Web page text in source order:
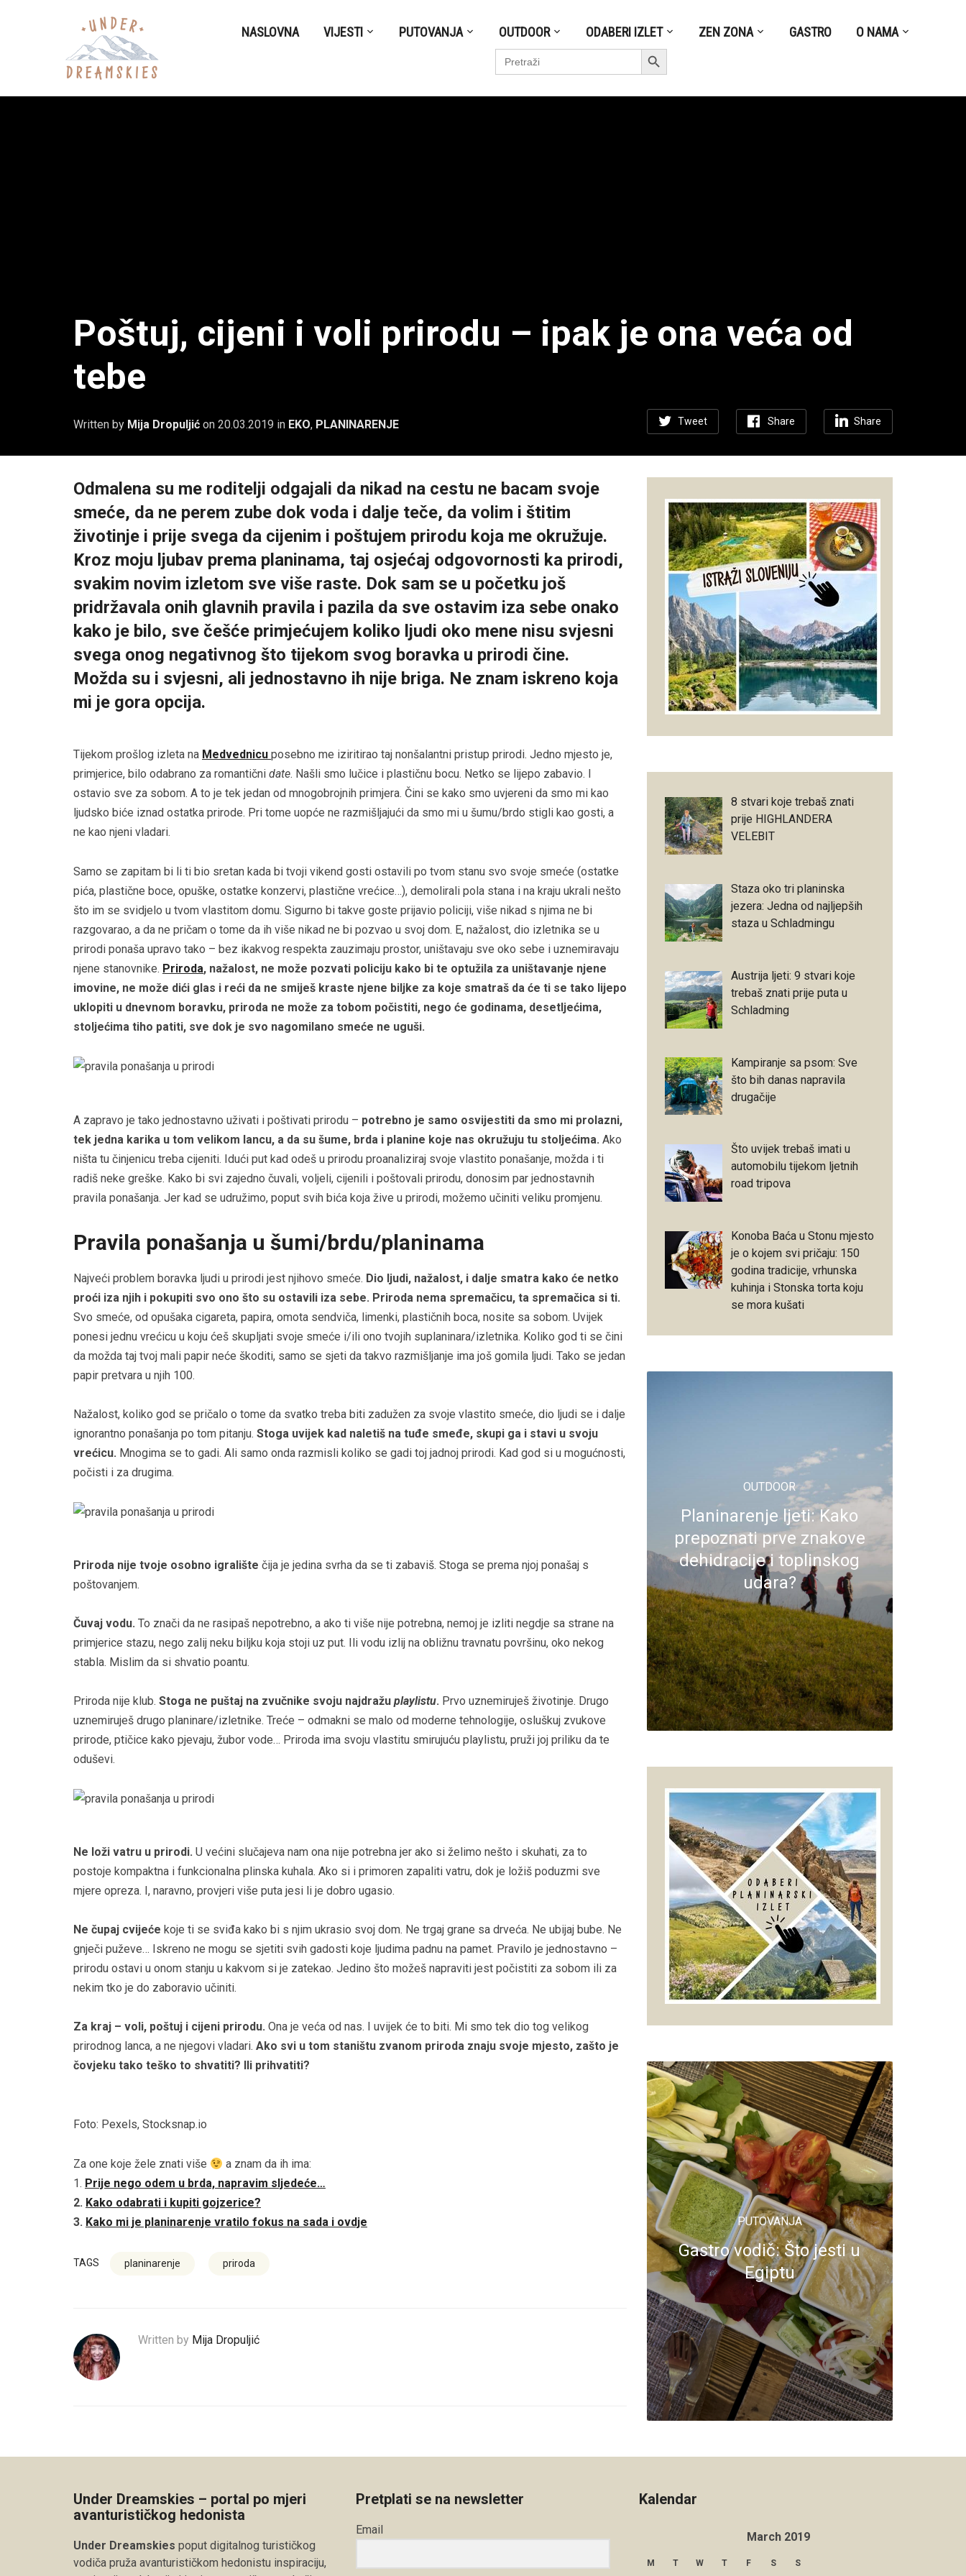
NASLOVNA VIJESTI PUTOVANJA OUTDOOR ODABERI IZLET ZEN ZONA GASTRO O NAMA
Search
for:
Search Button
Poštuj, cijeni i voli prirodu – ipak je ona veća od
tebe
Tweet Share Share
Written by Mija Dropuljić on 20.03.2019 in EKO, PLANINARENJE
Odmalena su me roditelji odgajali da nikad na cestu ne bacam svoje
smeće, da ne perem zube dok voda i dalje teče, da volim i štitim
životinje i prije svega da cijenim i poštujem prirodu koja me okružuje.
Kroz moju ljubav prema planinama, taj osjećaj odgovornosti ka prirodi,
svakim novim izletom sve više raste. Dok sam se u početku još
pridržavala onih glavnih pravila i pazila da sve ostavim iza sebe onako
kako je bilo, sve češće primjećujem koliko ljudi oko mene nisu svjesni
svega onog negativnog što tijekom svog boravka u prirodi čine.
Možda su i svjesni, ali jednostavno ih nije briga. Ne znam iskreno koja
mi je gora opcija.
Tijekom prošlog izleta na Medvednicu posebno me iziritirao taj nonšalantni pristup prirodi. Jedno mjesto je,
primjerice, bilo odabrano za romantični date. Našli smo lučice i plastičnu bocu. Netko se lijepo zabavio. I
ostavio sve za sobom. A to je tek jedan od mnogobrojnih primjera. Čini se kako smo uvjereni da smo mi kao
ljudsko biće iznad ostatka prirode. Pri tome uopće ne razmišljajući da smo mi u šumu/brdo stigli kao gosti, a
ne kao njeni vladari.
Samo se zapitam bi li ti bio sretan kada bi tvoji vikend gosti ostavili po tvom stanu svo svoje smeće (ostatke
pića, plastične boce, opuške, ostatke konzervi, plastične vrećice…), demolirali pola stana i na kraju ukrali nešto
što im se svidjelo u tvom vlastitom domu. Sigurno bi takve goste prijavio policiji, više nikad s njima ne bi
razgovarao, a da ne pričam o tome da ih više nikad ne bi pozvao u svoj dom. E, nažalost, dio izletnika se u
prirodi ponaša upravo tako – bez ikakvog respekta zauzimaju prostor, uništavaju sve oko sebe i uznemiravaju
njene stanovnike. Priroda, nažalost, ne može pozvati policiju kako bi te optužila za uništavanje njene
imovine, ne može dići glas i reći da ne smiješ kraste njene biljke za koje smatraš da će ti se tako lijepo
uklopiti u dnevnom boravku, priroda ne može za tobom počistiti, nego će godinama, desetljećima,
stoljećima tiho patiti, sve dok je svo nagomilano smeće ne uguši.
A zapravo je tako jednostavno uživati i poštivati prirodu – potrebno je samo osvijestiti da smo mi prolazni,
tek jedna karika u tom velikom lancu, a da su šume, brda i planine koje nas okružuju tu stoljećima. Ako
ništa tu činjenicu treba cijeniti. Idući put kad odeš u prirodu proanaliziraj svoje vlastito ponašanje, možda i ti
radiš neke greške. Kako bi svi zajedno čuvali, voljeli, cijenili i poštovali prirodu, donosim par jednostavnih
pravila ponašanja. Jer kad se udružimo, poput svih bića koja žive u prirodi, možemo učiniti veliku promjenu.
Pravila ponašanja u šumi/brdu/planinama
Najveći problem boravka ljudi u prirodi jest njihovo smeće. Dio ljudi, nažalost, i dalje smatra kako će netko
proći iza njih i pokupiti svo ono što su ostavili iza sebe. Priroda nema spremačicu, ta spremačica si ti.
Svo smeće, od opušaka cigareta, papira, omota sendviča, limenki, plastičnih boca, nosite sa sobom. Uvijek
ponesi jednu vrećicu u koju ćeš skupljati svoje smeće i/ili ono tvojih suplaninara/izletnika. Koliko god ti se čini
da možda taj tvoj mali papir neće škoditi, samo se sjeti da takvo razmišljanje ima još gomila ljudi. Tako se jedan
papir pretvara u njih 100.
Nažalost, koliko god se pričalo o tome da svatko treba biti zadužen za svoje vlastito smeće, dio ljudi se i dalje
ignorantno ponašanja po tom pitanju. Stoga uvijek kad naletiš na tuđe smeđe, skupi ga i stavi u svoju
vrećicu. Mnogima se to gadi. Ali samo onda razmisli koliko se gadi toj jadnoj prirodi. Kad god si u mogućnosti,
počisti i za drugima.
Priroda nije tvoje osobno igralište čija je jedina svrha da se ti zabaviš. Stoga se prema njoj ponašaj s
poštovanjem.
Čuvaj vodu. To znači da ne rasipaš nepotrebno, a ako ti više nije potrebna, nemoj je izliti negdje sa strane na
primjerice stazu, nego zalij neku biljku koja stoji uz put. Ili vodu izlij na obližnu travnatu površinu, oko nekog
stabla. Mislim da si shvatio poantu.
Priroda nije klub. Stoga ne puštaj na zvučnike svoju najdražu playlistu. Prvo uznemiruješ životinje. Drugo
uznemiruješ drugo planinare/izletnike. Treće – odmakni se malo od moderne tehnologije, osluškuj zvukove
prirode, ptičice kako pjevaju, žubor vode… Priroda ima svoju vlastitu smirujuću playlistu, pruži joj priliku da te
oduševi.
Ne loži vatru u prirodi. U većini slučajeva nam ona nije potrebna jer ako si želimo nešto i skuhati, za to
postoje kompaktna i funkcionalna plinska kuhala. Ako si i primoren zapaliti vatru, dok je ložiš poduzmi sve
mjere opreza. I, naravno, provjeri više puta jesi li je dobro ugasio.
Ne čupaj cvijeće koje ti se sviđa kako bi s njim ukrasio svoj dom. Ne trgaj grane sa drveća. Ne ubijaj bube. Ne
gnječi puževe… Iskreno ne mogu se sjetiti svih gadosti koje ljudima padnu na pamet. Pravilo je jednostavno –
prirodu ostavi u onom stanju u kakvom si je zatekao. Jedino što možeš napraviti jest počistiti za sobom ili za
nekim tko je do zaboravio učiniti.
Za kraj – voli, poštuj i cijeni prirodu. Ona je veća od nas. I uvijek će to biti. Mi smo tek dio tog velikog
prirodnog lanca, a ne njegovi vladari. Ako svi u tom staništu zvanom priroda znaju svoje mjesto, zašto je
čovjeku tako teško to shvatiti? Ili prihvatiti?
Foto: Pexels, Stocksnap.io
Za one koje žele znati više
a znam da ih ima:
1. Prije nego odem u brda, napravim sljedeće…
2. Kako odabrati i kupiti gojzerice?
3. Kako mi je planinarenje vratilo fokus na sada i ovdje
TAGS planinarenje priroda
Written by Mija Dropuljić
8 stvari koje trebaš znati
prije HIGHLANDERA
VELEBIT
Staza oko tri planinska
jezera: Jedna od najljepših
staza u Schladmingu
Austrija ljeti: 9 stvari koje
trebaš znati prije puta u
Schladming
Kampiranje sa psom: Sve
što bih danas napravila
drugačije
Što uvijek trebaš imati u
automobilu tijekom ljetnih
road tripova
Konoba Baća u Stonu mjesto
je o kojem svi pričaju: 150
godina tradicije, vrhunska
kuhinja i Stonska torta koju
se mora kušati
OUTDOOR
Planinarenje ljeti: Kako
prepoznati prve znakove
dehidracije i toplinskog
udara?
PUTOVANJA
Gastro vodič: Što jesti u
Egiptu
Under Dreamskies – portal po mjeri
avanturističkog hedonista
Under Dreamskies poput digitalnog turističkog
vodiča pruža avanturističkom hedonistu inspiraciju,
Pretplati se na newsletter
Email
Kalendar
March 2019
M T W T F S S